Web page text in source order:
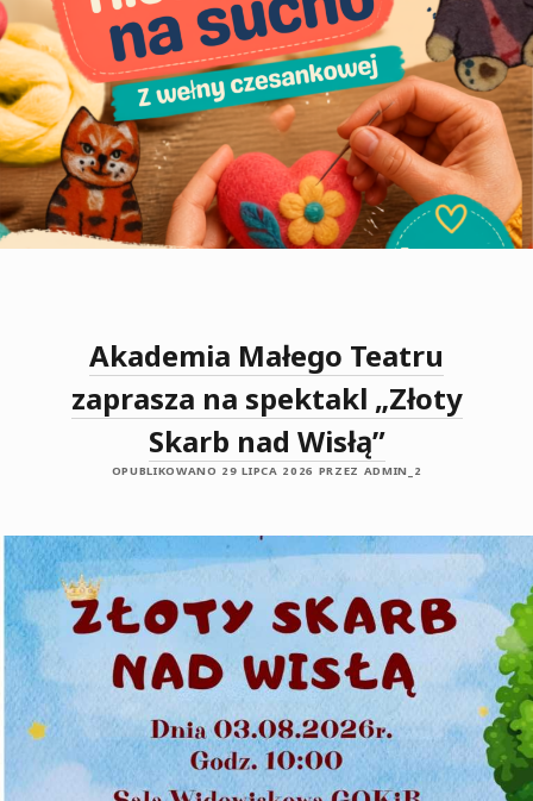
Akademia Małego Teatru
zaprasza na spektakl „Złoty
Skarb nad Wisłą”
OPUBLIKOWANO 29 LIPCA 2026 PRZEZ ADMIN_2